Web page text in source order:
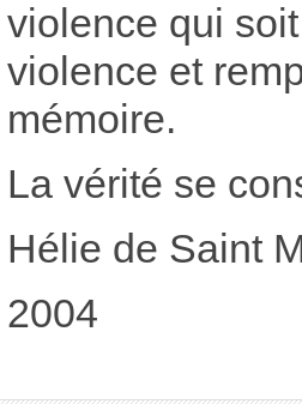
violence qui
violence et
mémoire.
La vérité se
Hélie de Saint
2004